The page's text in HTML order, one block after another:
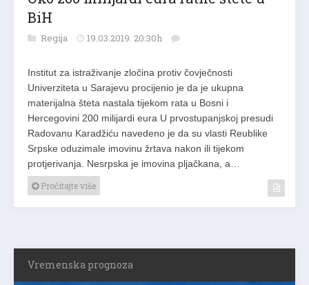
BiH
Regija 19.03.2019. 20:30h
Institut za istraživanje zločina protiv čovječnosti
Univerziteta u Sarajevu procijenio je da je ukupna
materijalna šteta nastala tijekom rata u Bosni i
Hercegovini 200 milijardi eura U prvostupanjskoj presudi
Radovanu Karadžiću navedeno je da su vlasti Reublike
Srpske oduzimale imovinu žrtava nakon ili tijekom
protjerivanja. Nesrpska je imovina pljačkana, a…
Pročitajte više
Vremenska prognoza